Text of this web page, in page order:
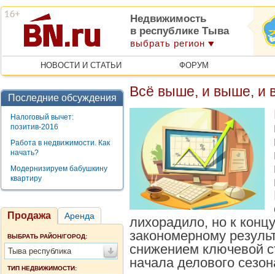
Недвижимость
в республике Тыва
выбрать регион
НОВОСТИ И СТАТЬИ ФОРУМ
Последние обсуждения
Налоговый вычет:
позитив-2016
Работа в недвижимости. Как
начать?
Модернизируем бабушкину
квартиру
Продажа Аренда
ВЫБРАТЬ РАЙОН/ГОРОД:
Тыва республика
ТИП НЕДВИЖИМОСТИ:
Всё выше, и выше, и
лихорадило, но к
закономерному
снижением ключевой
начала делового